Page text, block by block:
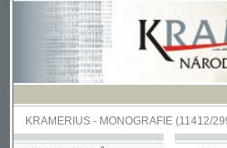
KRAMERIUS-MONOGRAFIE(11412/
Typy dokumentů